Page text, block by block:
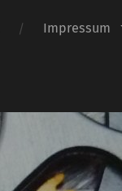
Impressum